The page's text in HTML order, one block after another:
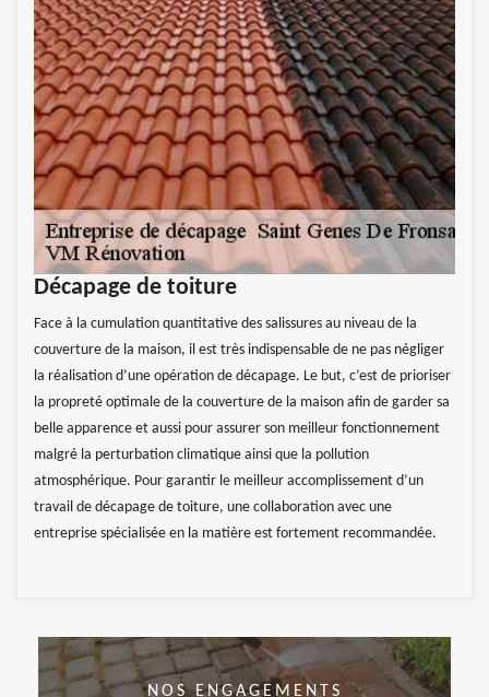
Décapage de toiture
Face à la cumulation quantitative des salissures au niveau de la
couverture de la maison, il est très indispensable de ne pas négliger
la réalisation d’une opération de décapage. Le but, c’est de prioriser
la propreté optimale de la couverture de la maison afin de garder sa
belle apparence et aussi pour assurer son meilleur fonctionnement
malgré la perturbation climatique ainsi que la pollution
atmosphérique. Pour garantir le meilleur accomplissement d’un
travail de décapage de toiture, une collaboration avec une
entreprise spécialisée en la matière est fortement recommandée.
NOS ENGAGEMENTS